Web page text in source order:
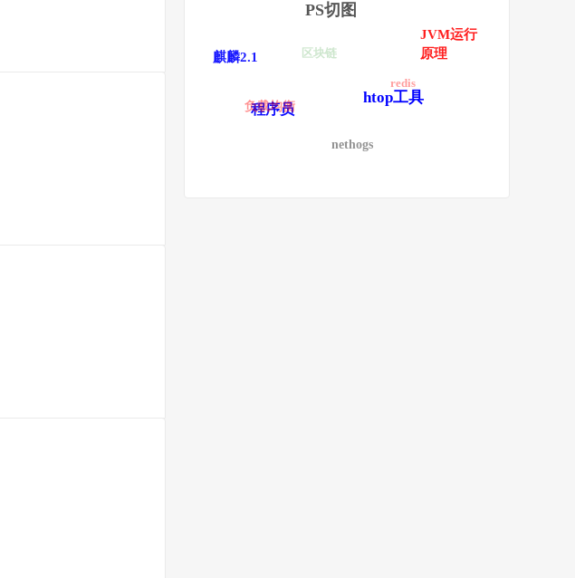
redis
PS切图
麒麟2.1 区块链
nethogs
htop工具
负载均衡
程序员
JVM运行
原理